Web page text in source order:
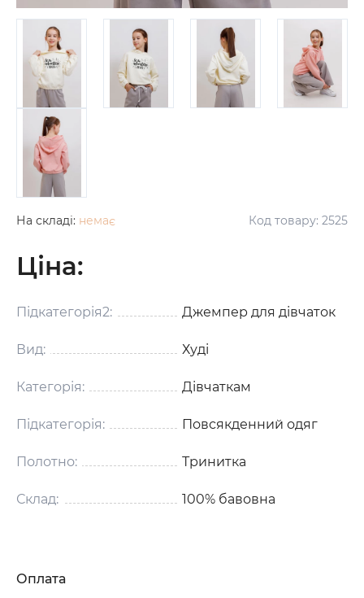
На складі: немає Код товару: 2525
Ціна:
Підкатегорія2: Джемпер для дівчаток
Вид: Худі
Категорія: Дівчаткам
Підкатегорія: Повсякденний одяг
Полотно: Тринитка
Склад: 100% бавовна
Оплата